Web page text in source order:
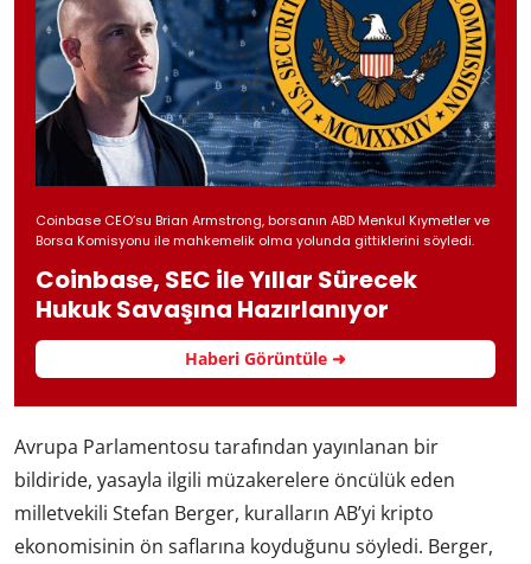
Coinbase CEO’su Brian Armstrong, borsanın ABD Menkul Kıymetler ve
Borsa Komisyonu ile mahkemelik olma yolunda gittiklerini söyledi.
Coinbase, SEC ile Yıllar Sürecek
Hukuk Savaşına Hazırlanıyor
Haberi Görüntüle ➜
Avrupa Parlamentosu tarafından yayınlanan bir
bildiride, yasayla ilgili müzakerelere öncülük eden
milletvekili Stefan Berger, kuralların AB’yi kripto
ekonomisinin ön saflarına koyduğunu söyledi. Berger,